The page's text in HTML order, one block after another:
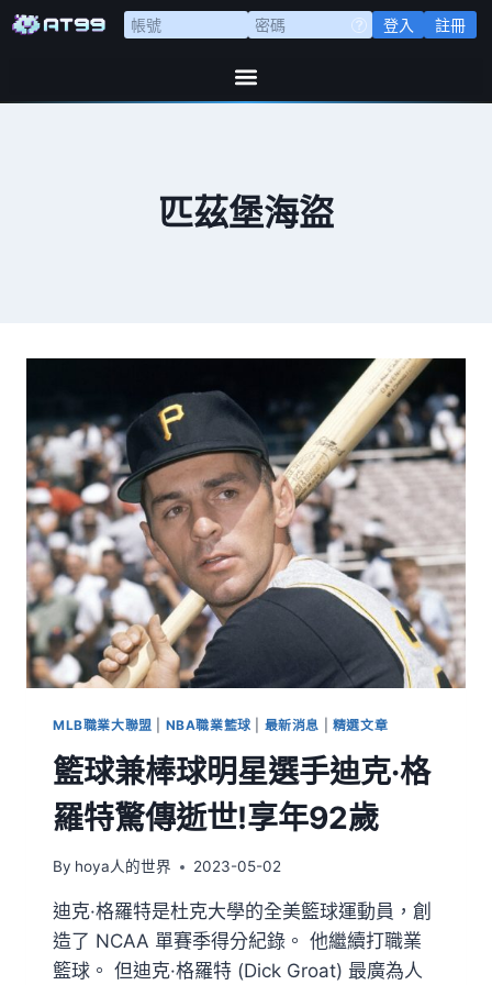
登入 註冊
匹茲堡海盜
MLB職業大聯盟 NBA職業籃球 最新消息 精選文章
籃球兼棒球明星選手迪克·格
羅特驚傳逝世!享年92歲
By hoya人的世界 2023-05-02
迪克·格羅特是杜克大學的全美籃球運動員，創
造了 NCAA 單賽季得分紀錄。 他繼續打職業
籃球。 但迪克·格羅特 (Dick Groat) 最廣為人